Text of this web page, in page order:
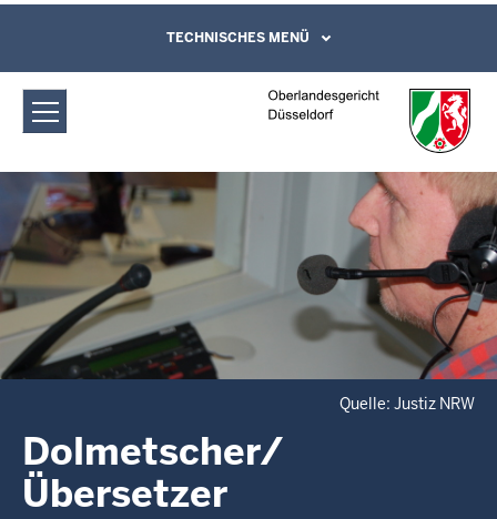
Oberlandesgericht Düsseldorf:
Dolmetscher/Übersetzer
Direkt zum Inhalt
Leichte Sprache, Gebärdensprachenvideo
und Kontaktformular
TECHNISCHES MENÜ
Quelle: Justiz NRW
Dolmetscher/
Übersetzer